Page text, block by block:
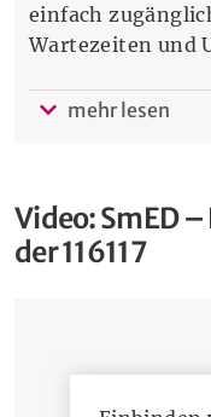
einfach
Wartezeiten und
Wir von der KV
funktioniert:
zum Telefon zu
Schon direkt im
mehr lesen
Video: SmED
der 116117